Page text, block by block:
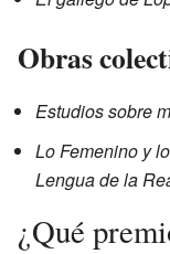
Obras
Estudios sobre
Lo Femenino y
Lengua de la
¿Qué